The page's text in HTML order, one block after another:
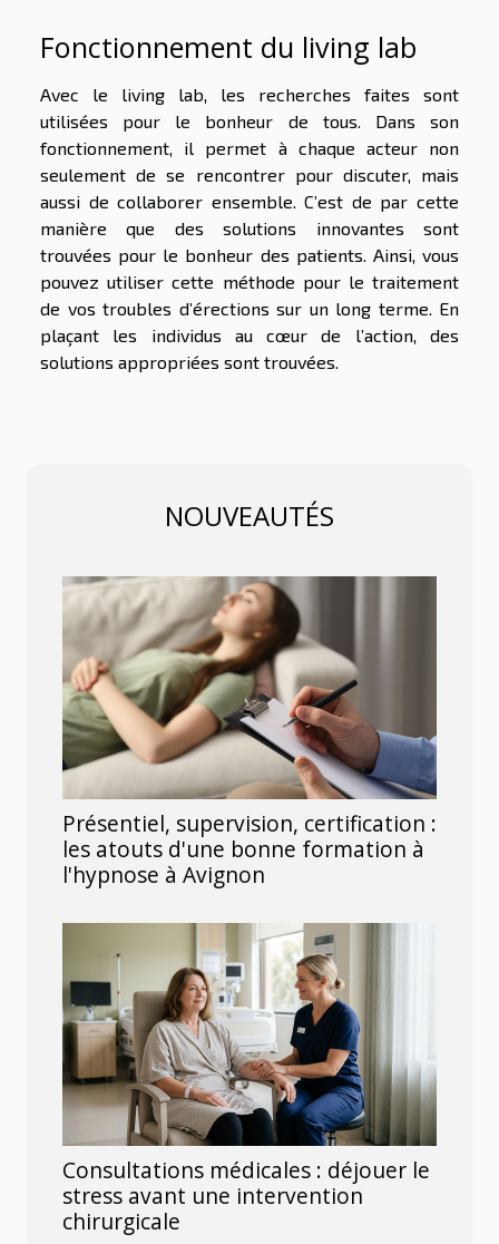
Fonctionnement du living lab
Avec le living lab, les recherches faites sont
utilisées pour le bonheur de tous. Dans son
fonctionnement, il permet à chaque acteur non
seulement de se rencontrer pour discuter, mais
aussi de collaborer ensemble. C’est de par cette
manière que des solutions innovantes sont
trouvées pour le bonheur des patients. Ainsi, vous
pouvez utiliser cette méthode pour le traitement
de vos troubles d’érections sur un long terme. En
plaçant les individus au cœur de l’action, des
solutions appropriées sont trouvées.
NOUVEAUTÉS
Présentiel, supervision, certification :
les atouts d'une bonne formation à
l'hypnose à Avignon
Consultations médicales : déjouer le
stress avant une intervention
chirurgicale